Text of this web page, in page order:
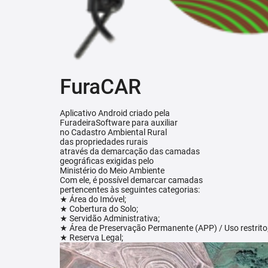
FuraCAR
Aplicativo Android criado pela
FuradeiraSoftware para auxiliar
no Cadastro Ambiental Rural
das propriedades rurais
através da demarcação das camadas
geográficas exigidas pelo
Ministério do Meio Ambiente
Com ele, é possível demarcar camadas
pertencentes às seguintes categorias:
★ Área do Imóvel;
★ Cobertura do Solo;
★ Servidão Administrativa;
★ Área de Preservação Permanente (APP) / Uso
★ Reserva Legal;